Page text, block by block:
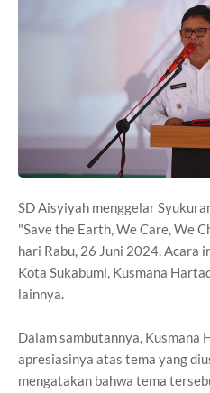
SD Aisyiyah menggelar
"Save the Earth, We Care, We
hari Rabu, 26 Juni 2024. Acara
Kota Sukabumi, Kusmana
lainnya.
Dalam sambutannya, Kusmana
apresiasinya atas tema yang
mengatakan bahwa tema